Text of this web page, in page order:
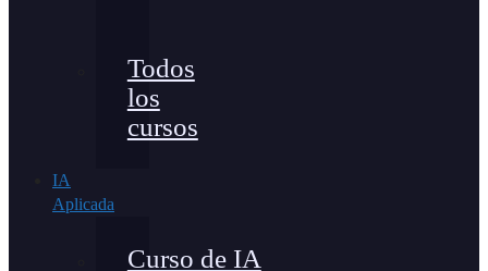
Todos
los
cursos
IA
Aplicada
Curso de IA